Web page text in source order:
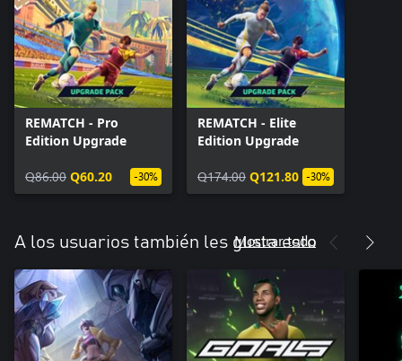
REMATCH - Pro
Edition Upgrade
Q86.00 Q60.20 -30%
REMATCH - Elite
Edition Upgrade
Q174.00 Q121.80 -30%
A los usuarios también les gusta esto
Mostrar todo